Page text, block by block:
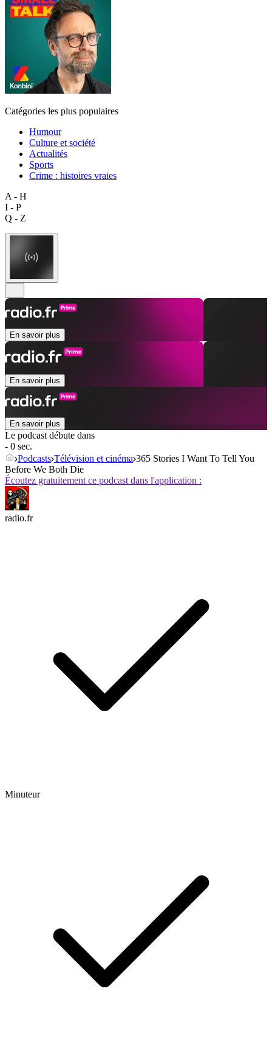
Catégories les plus populaires
Humour
Culture et société
Actualités
Sports
Crime : histoires vraies
A - H
I - P
Q - Z
En savoir plus
En savoir plus
En savoir plus
Le podcast débute dans
- 0 sec.
Podcasts Télévision et cinéma 365 Stories I Want To Tell You
Before We Both Die
Écoutez gratuitement ce podcast dans l'application :
radio.fr
Minuteur